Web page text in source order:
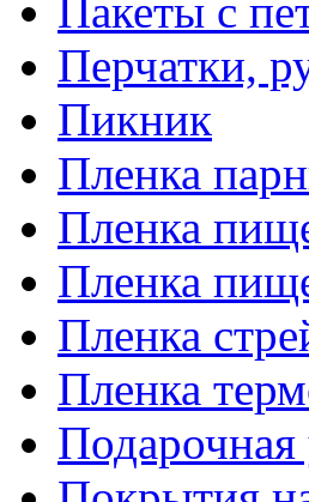
Пакеты с
Перчатки,
Пикник
Пленка
Пленка
Пленка
Пленка
Пленка
Подарочная